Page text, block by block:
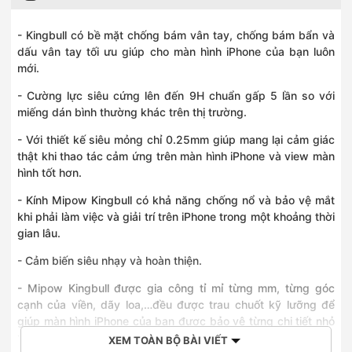
- Kingbull có bề mặt chống bám vân tay, chống bám bẩn và
dấu vân tay tối ưu giúp cho màn hình iPhone của bạn luôn
mới.
- Cường lực siêu cứng lên đến 9H chuẩn gấp 5 lần so với
miếng dán bình thường khác trên thị trường.
- Với thiết kế siêu mỏng chỉ 0.25mm giúp mang lại cảm giác
thật khi thao tác cảm ứng trên màn hình iPhone và view màn
hình tốt hơn.
- Kính Mipow Kingbull có khả năng chống nổ và bảo vệ mắt
khi phải làm việc và giải trí trên iPhone trong một khoảng thời
gian lâu.
- Cảm biến siêu nhạy và hoàn thiện.
- Mipow Kingbull được gia công tỉ mỉ từng mm, từng góc
cạnh của viền, dãy loa,…đều được trau chuốt kỹ lưỡng để
giúp màn hình iPhone của bạn được bảo vệ từng chi tiết nhỏ
XEM TOÀN BỘ BÀI VIẾT